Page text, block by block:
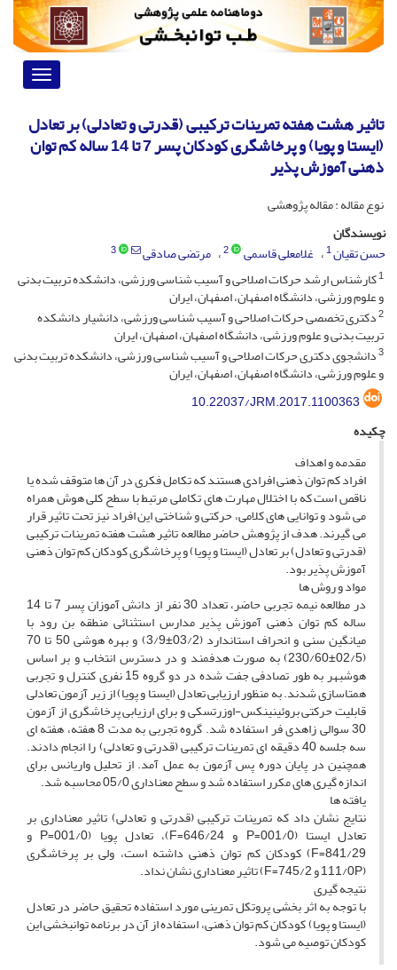
Toggle
تاثیر هشت هفته تمرینات ترکیبی (قدرتی و تعادلی) بر تعادل
(ایستا و پویا) و پرخاشگری کودکان پسر 7 تا 14 ساله کم توان
ذهنی آموزش پذیر
نوع مقاله : مقاله پژوهشی
نویسندگان
حسن تقیان1 غلامعلی قاسمی 2 مرتضی صادقی
3
1کارشناس ارشد حرکات اصلاحی و آسیب شناسی ورزشی، دانشکده تربیت بدنی
و علوم ورزشی، دانشگاه اصفهان، اصفهان، ایران
2دکتری تخصصی حرکات اصلاحی و آسیب شناسی ورزشی، دانشیار دانشکده
تربیت بدنی و علوم ورزشی، دانشگاه اصفهان، اصفهان، ایران
3دانشجوی دکتری حرکات اصلاحی و آسیب شناسی ورزشی، دانشکده تربیت بدنی
و علوم ورزشی، دانشگاه اصفهان، اصفهان، ایران
10.22037/JRM.2017.1100363
چکیده
مقدمه و اهداف
افراد کم توان ذهنی افرادی هستند که تکامل فکری در آن ها متوقف شده یا
ناقص است که با اختلال مهارت های تکاملی مرتبط با سطح کلی هوش همراه
می شود و توانایی های کلامی، حرکتی و شناختی این افراد نیز تحت تاثیر قرار
می گیرند. هدف از پژوهش حاضر مطالعه تاثیر هشت هفته تمرینات ترکیبی
(قدرتی و تعادل) بر تعادل (ایستا و پویا) و پرخاشگری کودکان کم توان ذهنی
آموزش پذیر بود.
مواد و روش ها
در مطالعه نیمه تجربی حاضر، تعداد 30 نفر از دانش آموزان پسر 7 تا 14
ساله کم توان ذهنی آموزش پذیر مدارس استثنائی منطقه بن رود با
میانگین سنی و انحراف استاندارد (03/2±3/9) و بهره هوشی 50 تا 70
(02/5±230/60) به صورت هدفمند و در دسترس انتخاب و بر اساس
هوشبهر به طور تصادفی جفت شده در دو گروه 15 نفری کنترل و تجربی
همتاسازی شدند. به منظور ارزیابی تعادل (ایستا و پویا) از زیر آزمون تعادلی
قابلیت حرکتی بروئینینکس-اوزرتسکی و برای ارزیابی پرخاشگری از آزمون
30 سوالی زاهدی فر استفاده شد. گروه تجربی به مدت 8 هفته، هفته ای
سه جلسه 40 دقیقه ای تمرینات ترکیبی (قدرتی و تعادلی) را انجام دادند.
همچنین در پایان دوره پس آزمون به عمل آمد. از تحلیل واریانس برای
اندازه گیری های مکرر استفاده شد و سطح معناداری 05/0 محاسبه شد.
یافته ها
نتایج نشان داد که تمرینات ترکیبی (قدرتی و تعادلی) تاثیر معناداری بر
تعادل ایستا (001/0=P و 646/24=F)، تعادل پویا (001/0=P و
841/29=F) کودکان کم توان ذهنی داشته است، ولی بر پرخاشگری
(111/0P و 745/2=F) تاثیر معناداری نشان نداد.
نتیجه گیری
با توجه به اثر بخشی پروتکل تمرینی مورد استفاده تحقیق حاضر در تعادل
(ایستا و پویا) کودکان کم توان ذهنی، استفاده از آن در برنامه توانبخشی این
کودکان توصیه می شود.